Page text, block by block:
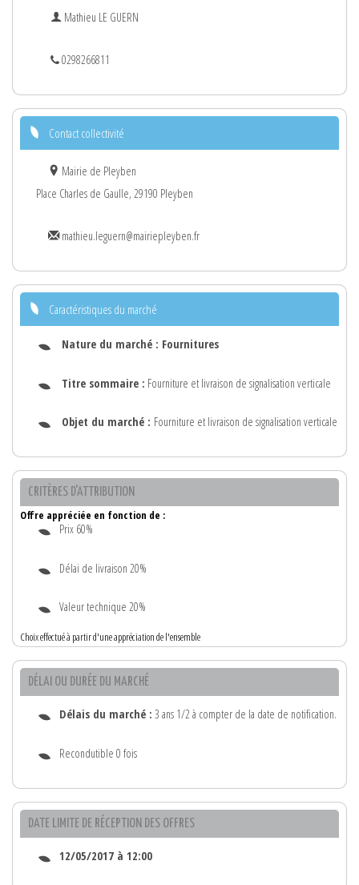
Mathieu LE GUERN
0298266811
Contact collectivité
Mairie de Pleyben
Place Charles de Gaulle, 29190 Pleyben
mathieu.leguern@mairiepleyben.fr
Caractéristiques du marché
Nature du marché : Fournitures
Titre sommaire : Fourniture et livraison de signalisation verticale
Objet du marché : Fourniture et livraison de signalisation verticale
CRITÈRES D'ATTRIBUTION
Offre appréciée en fonction de :
Prix 60%
Délai de livraison 20%
Valeur technique 20%
Choix effectué à partir d'une appréciation de l'ensemble
DÉLAI OU DURÉE DU MARCHÉ
Délais du marché : 3 ans 1/2 à compter de la date de notification.
Recondutible 0 fois
DATE LIMITE DE RÉCEPTION DES OFFRES
12/05/2017 à 12:00